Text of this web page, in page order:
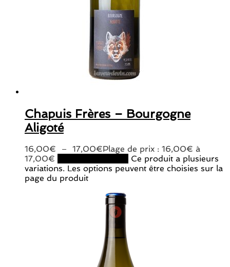
Chapuis Frères – Bourgogne
Aligoté
16,00€ – 17,00€Plage de prix : 16,00€ à
17,00€
Ce produit a plusieurs
variations. Les options peuvent être choisies sur la
page du produit